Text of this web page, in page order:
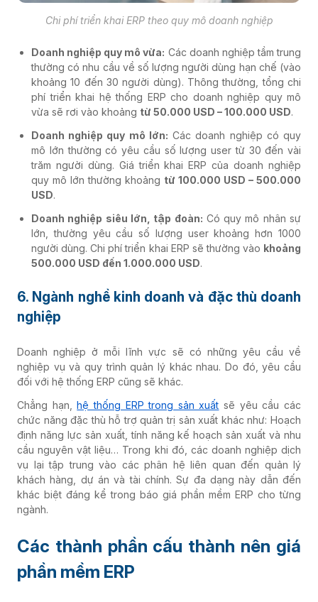
Chi phí triển khai ERP theo quy mô doanh nghiệp
Doanh nghiệp quy mô vừa: Các doanh nghiệp tầm trung
thường có nhu cầu về số lượng người dùng hạn chế (vào
khoảng 10 đến 30 người dùng). Thông thường, tổng chi
phí triển khai hệ thống ERP cho doanh nghiệp quy mô
vừa sẽ rơi vào khoảng từ 50.000 USD – 100.000 USD.
Doanh nghiệp quy mô lớn: Các doanh nghiệp có quy
mô lớn thường có yêu cầu số lượng user từ 30 đến vài
trăm người dùng. Giá triển khai ERP của doanh nghiệp
quy mô lớn thường khoảng từ 100.000 USD – 500.000
USD.
Doanh nghiệp siêu lớn, tập đoàn: Có quy mô nhân sự
lớn, thường yêu cầu số lượng user khoảng hơn 1000
người dùng. Chi phí triển khai ERP sẽ thường vào khoảng
500.000 USD đến 1.000.000 USD.
6. Ngành nghề kinh doanh và đặc thù doanh
nghiệp
Doanh nghiệp ở mỗi lĩnh vực sẽ có những yêu cầu về
nghiệp vụ và quy trình quản lý khác nhau. Do đó, yêu cầu
đối với hệ thống ERP cũng sẽ khác.
Chẳng hạn,hệ thống ERP trong sản xuất sẽ yêu cầu các
chức năng đặc thù hỗ trợ quản trị sản xuất khác như: Hoạch
định năng lực sản xuất, tính năng kế hoạch sản xuất và nhu
cầu nguyên vật liệu… Trong khi đó, các doanh nghiệp dịch
vụ lại tập trung vào các phân hệ liên quan đến quản lý
khách hàng, dự án và tài chính. Sự đa dạng này dẫn đến
khác biệt đáng kể trong báo giá phần mềm ERP cho từng
ngành.
Các thành phần cấu thành nên giá
phần mềm ERP